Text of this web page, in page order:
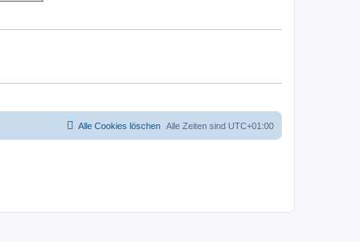
Alle Zeiten sind UTC+01:00
Alle Cookies löschen